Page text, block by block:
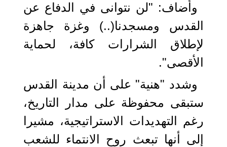
وأضاف: "لن نتوانى في الدفاع عن
القدس ومسجدنا(..) وغزة جاهزة
لإطلاق الشرارات كافة، لحماية
الأقصى".
وشدد "هنية" على أن مدينة القدس
ستبقى محفوظة على مدار التاريخ،
رغم التهديدات الاستراتيجية، مشيرا
إلى أنها تبعث روح الانتماء للشعب